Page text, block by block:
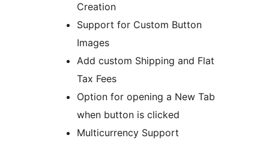
Creation
Support for Custom Button
Images
Add custom Shipping and Flat
Tax Fees
Option for opening a New Tab
when button is clicked
Multicurrency Support